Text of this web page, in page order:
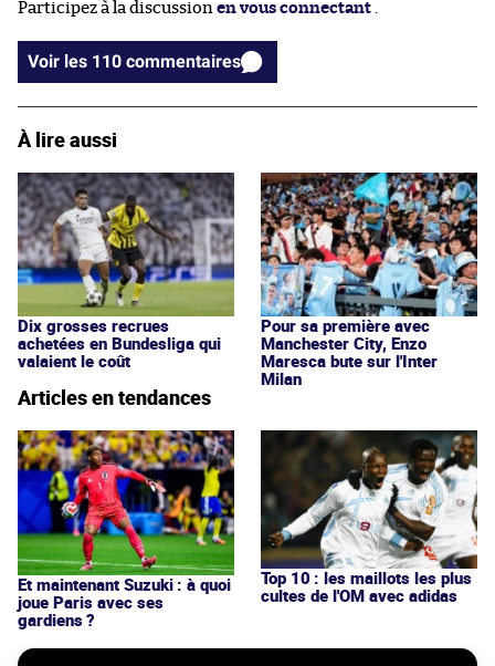
Participez à la discussion en vous connectant .
Voir les 110 commentaires
À lire aussi
Dix grosses recrues
achetées en Bundesliga qui
valaient le coût
Pour sa première avec
Manchester City, Enzo
Maresca bute sur l'Inter
Milan
Articles en tendances
Et maintenant Suzuki : à quoi
joue Paris avec ses
gardiens ?
Top 10 : les maillots les plus
cultes de l'OM avec adidas